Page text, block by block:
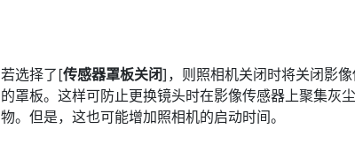
若选择了[传感器罩板关闭]，则照相机关闭时将关闭影
的罩板。这样可防止更换镜头时在影像传感器上聚集灰
物。但是，这也可能增加照相机的启动时间。